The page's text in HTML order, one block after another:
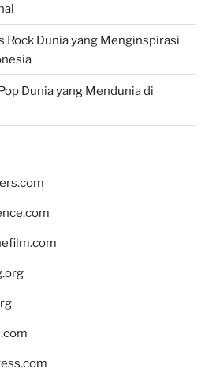
Dunia yang Menginspirasi
Dunia yang Mendunia di